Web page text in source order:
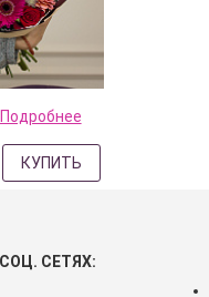
Подробнее
КУПИТЬ
СЕТЯХ: